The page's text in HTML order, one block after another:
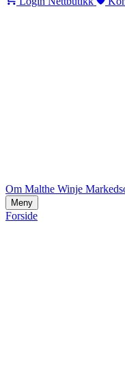
Om Malthe Winje
Meny
Forside